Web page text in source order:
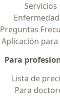
Servicios
Preguntas
Aplicación
Para
Lista de
Para